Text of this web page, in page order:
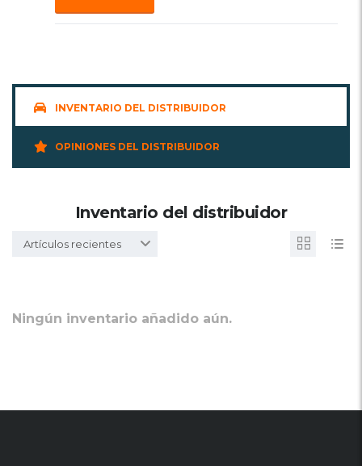
INVENTARIO DEL DISTRIBUIDOR
OPINIONES DEL DISTRIBUIDOR
Inventario del distribuidor
Artículos recientes
Ningún inventario añadido aún.